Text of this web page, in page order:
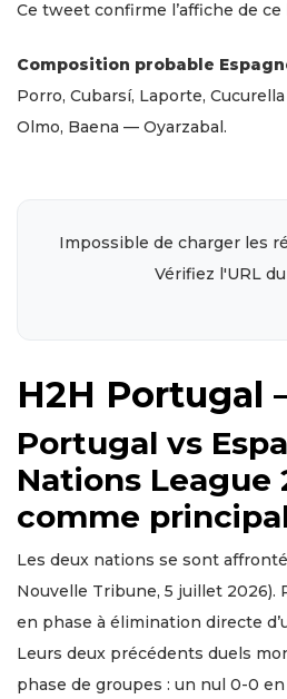
Ce tweet confirme l’affiche de ce
Composition probable
Porro, Cubarsí, Laporte,
Olmo, Baena — Oyarzabal.
Impossible de charger les
Vérifiez l'URL
H2H Portugal
Portugal vs
Nations League
comme
Les deux nations se sont
Nouvelle Tribune, 5 juillet 2026).
en phase à élimination directe
Leurs deux précédents duels
phase de groupes : un nul 0-0